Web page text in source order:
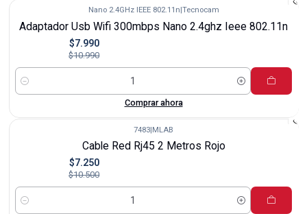
Nano 2.4GHz IEEE 802.11n Tecnocam
Adaptador Usb Wifi 300mbps Nano 2.4ghz Ieee 802.11n
$7.990
$10.990
Cantidad
Comprar ahora
7483|MLAB
Cable Red Rj45 2 Metros Rojo
$7.250
$10.500
Cantidad